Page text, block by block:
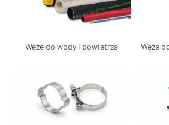
Węże do wody i powietrza Węże